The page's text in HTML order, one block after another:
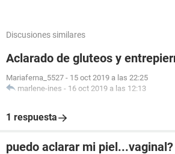
Discusiones similares
Aclarado de gluteos y
Mariaferna_5527 - 15 oct 2019 a las 22:25
marlene-ines - 16 oct 2019 a las 12:13
1 respuesta
puedo aclarar mi piel...vaginal?